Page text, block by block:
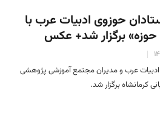
حوزوی ادبیات عرب با
برگزار شد+ عکس
عرب و مدیران مجتمع آموزشی پژوهشی
کرمانشاه برگزار شد.